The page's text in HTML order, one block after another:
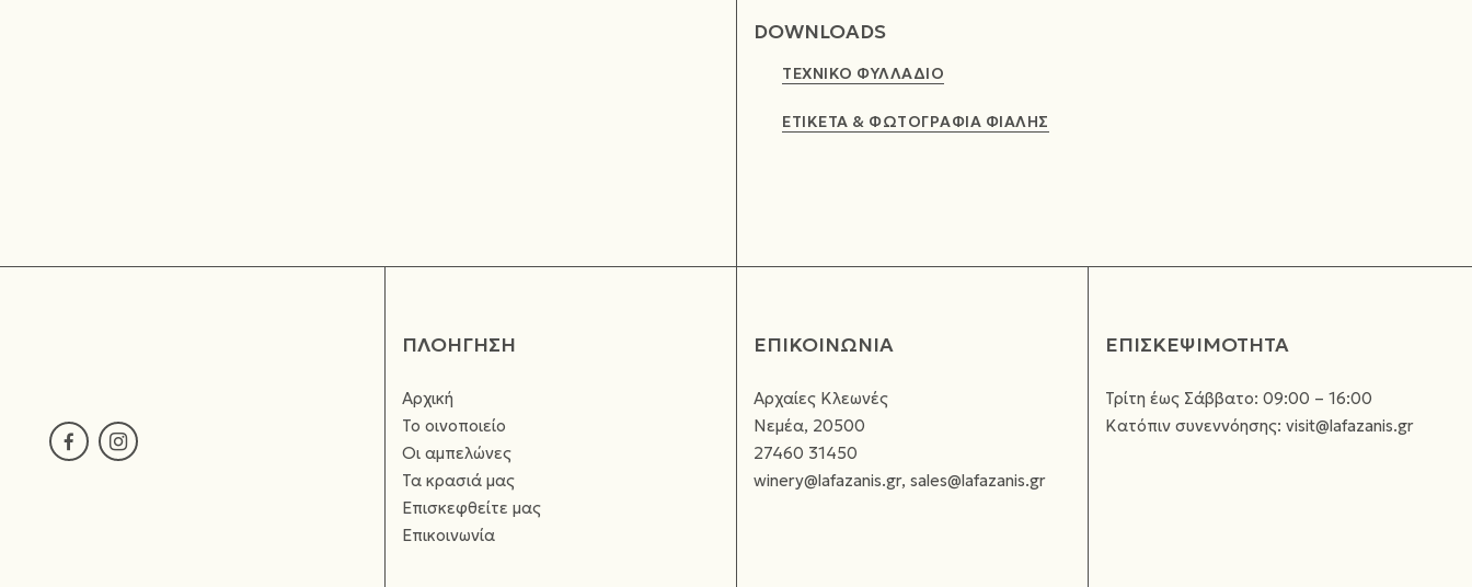
DOWNLOADS
ΤΕΧΝΙΚΟ ΦΥΛΛΑΔΙΟ
ΕΤΙΚΕΤΑ & ΦΩΤΟΓΡΑΦΙΑ ΦΙΑΛΗΣ
ΠΛΟΗΓΗΣΗ
Αρχική
Το οινοποιείο
Οι αμπελώνες
Τα κρασιά μας
Επισκεφθείτε μας
Επικοινωνία
ΕΠΙΚΟΙΝΩΝΙΑ
Αρχαίες Κλεωνές
Νεμέα, 20500
27460 31450
winery@lafazanis.gr, sales@lafazanis.gr
ΕΠΙΣΚΕΨΙΜΟΤΗΤΑ
Τρίτη έως Σάββατο: 09:00 – 16:00
Κατόπιν συνεννόησης: visit@lafazanis.gr